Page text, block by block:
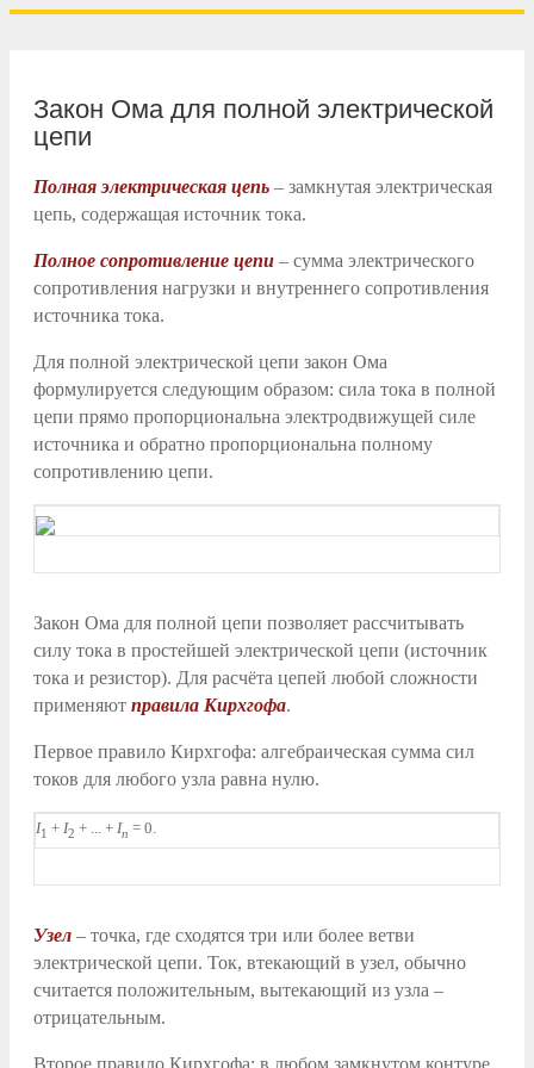
Закон Ома для полной электрической
цепи
Полная электрическая цепь – замкнутая электрическая
цепь, содержащая источник тока.
Полное сопротивление цепи – сумма электрического
сопротивления нагрузки и внутреннего сопротивления
источника тока.
Для полной электрической цепи закон Ома
формулируется следующим образом: сила тока в полной
цепи прямо пропорциональна электродвижущей силе
источника и обратно пропорциональна полному
сопротивлению цепи.
Закон Ома для полной цепи позволяет рассчитывать
силу тока в простейшей электрической цепи (источник
тока и резистор). Для расчёта цепей любой сложности
применяют правила Кирхгофа.
Первое правило Кирхгофа: алгебраическая сумма сил
токов для любого узла равна нулю.
I1 + I2 + ... + In = 0.
Узел – точка, где сходятся три или более ветви
электрической цепи. Ток, втекающий в узел, обычно
считается положительным, вытекающий из узла –
отрицательным.
Второе правило Кирхгофа: в любом замкнутом контуре